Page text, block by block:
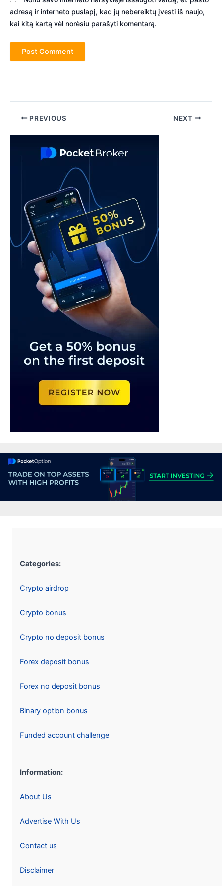
adresą ir interneto puslapį, kad jų nebereiktų įvesti iš naujo,
kai kitą kartą vėl norėsiu parašyti komentarą.
Post PREVIOUS NEXT
Categories:
Crypto airdrop
Crypto bonus
Crypto no deposit bonus
Forex deposit bonus
Forex no deposit bonus
Binary option bonus
Funded account challenge
Information:
About Us
Advertise With Us
Contact us
Disclaimer